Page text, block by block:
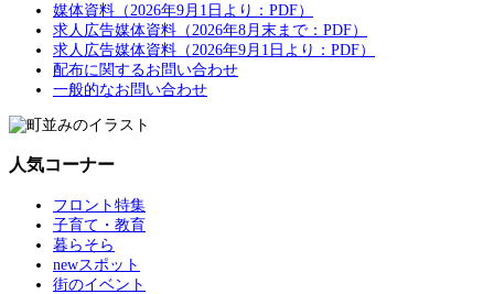
媒体資料（2026年9月1日より：PDF）
求人広告媒体資料（2026年8月末まで：PDF）
求人広告媒体資料（2026年9月1日より：PDF）
配布に関するお問い合わせ
一般的なお問い合わせ
人気コーナー
フロント特集
子育て・教育
暮らそら
newスポット
街のイベント